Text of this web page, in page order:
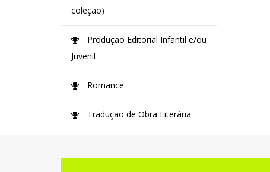
coleção)
Produção Editorial Infantil e/ou
Juvenil
Romance
Tradução de Obra Literária